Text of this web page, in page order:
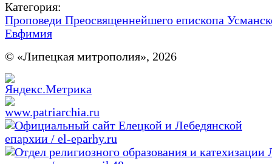
Категория:
Проповеди Преосвященнейшего епископа
Евфимия
© «Липецкая митрополия», 2026